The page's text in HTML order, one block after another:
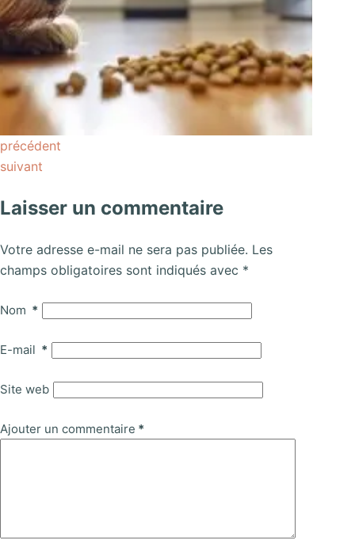
précédent
suivant
Laisser un commentaire
Votre adresse e-mail ne sera pas publiée. Les
champs obligatoires sont indiqués avec *
Nom *
E-mail *
Site web
Ajouter un commentaire *